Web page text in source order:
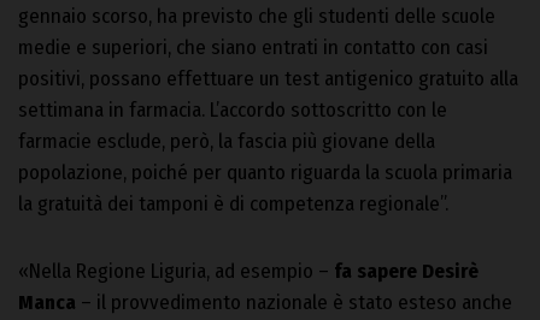
gennaio scorso, ha previsto che gli studenti delle scuole
medie e superiori, che siano entrati in contatto con casi
positivi, possano effettuare un test antigenico gratuito alla
settimana in farmacia. L’accordo sottoscritto con le
farmacie esclude, però, la fascia più giovane della
popolazione, poiché per quanto riguarda la scuola primaria
la gratuità dei tamponi è di competenza regionale”.
«Nella Regione Liguria, ad esempio – fa sapere Desirè
Manca – il provvedimento nazionale è stato esteso anche